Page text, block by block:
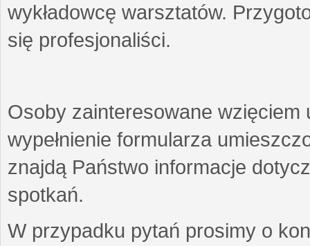
wykładowcę warsztatów.
się profesjonaliści.
Osoby zainteresowane wzięciem
wypełnienie formularza
znajdą Państwo informacje
spotkań.
W przypadku pytań prosimy o